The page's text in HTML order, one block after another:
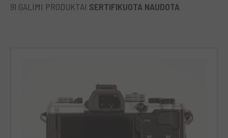
91 GALIMI PRODUKTAI SERTIFIKUOTA NAUDOTA